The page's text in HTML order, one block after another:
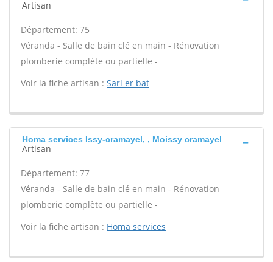
Artisan
Département: 75
Véranda - Salle de bain clé en main - Rénovation
plomberie complète ou partielle -
Voir la fiche artisan : Sarl er bat
Homa services Issy-cramayel, , Moissy cramayel
Artisan
Département: 77
Véranda - Salle de bain clé en main - Rénovation
plomberie complète ou partielle -
Voir la fiche artisan : Homa services